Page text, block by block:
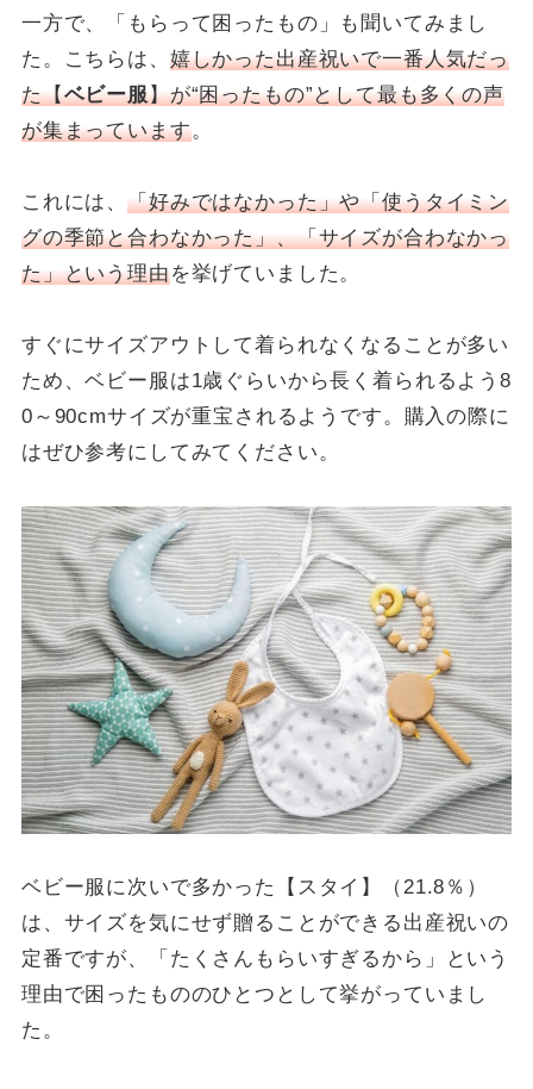
一方で、「もらって困ったもの」も聞いてみまし
た。こちらは、 嬉しかった出産祝いで一番人気だっ
た【ベビー服】が“困ったもの”として最も多くの声
が集まっています。
これには、「好みではなかった」や「使うタイミン
グの季節と合わなかった」、「サイズが合わなかっ
た」という理由を挙げていました。
すぐにサイズアウトして着られなくなることが多い
ため、ベビー服は1歳ぐらいから長く着られるよう8
0～90cmサイズが重宝されるようです。購入の際に
はぜひ参考にしてみてください。
ベビー服に次いで多かった【スタイ】（21.8％）
は、サイズを気にせず贈ることができる出産祝いの
定番ですが、「たくさんもらいすぎるから」という
理由で困ったもののひとつとして挙がっていまし
た。